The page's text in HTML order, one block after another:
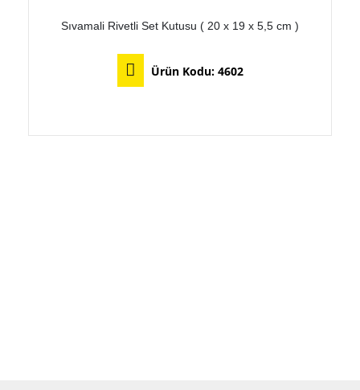
Sıvamali Rivetli Set Kutusu ( 20 x 19 x 5,5 cm )
Ürün Kodu: 4602